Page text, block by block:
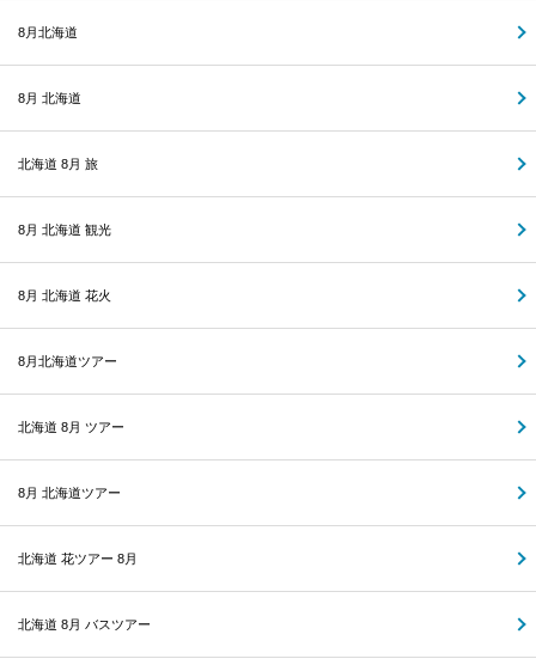
8月北海道
8月 北海道
北海道 8月 旅
8月 北海道 観光
8月 北海道 花火
8月北海道ツアー
北海道 8月 ツアー
8月 北海道ツアー
北海道 花ツアー 8月
北海道 8月 バスツアー